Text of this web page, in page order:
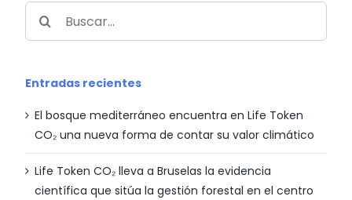
Entradas recientes
El bosque mediterráneo encuentra en Life Token
CO₂ una nueva forma de contar su valor climático
Life Token CO₂ lleva a Bruselas la evidencia
científica que sitúa la gestión forestal en el centro